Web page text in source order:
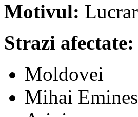
Motivul:
Strazi afectate:
Moldovei
Mihai